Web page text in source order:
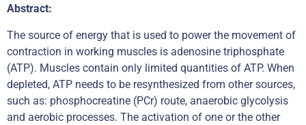
Abstract:
The source of energy that is used to power the movement of
contraction in working muscles is adenosine triphosphate
(ATP). Muscles contain only limited quantities of ATP. When
depleted, ATP needs to be resynthesized from other sources,
such as: phosphocreatine (PCr) route, anaerobic glycolysis
and aerobic processes. The activation of one or the other